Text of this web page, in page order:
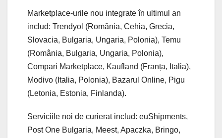
Marketplace-urile nou integrate în ultimul an
includ: Trendyol (România, Cehia, Grecia,
Slovacia, Bulgaria, Ungaria, Polonia), Temu
(România, Bulgaria, Ungaria, Polonia),
Compari Marketplace, Kaufland (Franța, Italia),
Modivo (Italia, Polonia), Bazarul Online, Pigu
(Letonia, Estonia, Finlanda).
Serviciile noi de curierat includ: euShipments,
Post One Bulgaria, Meest, Apaczka, Bringo,